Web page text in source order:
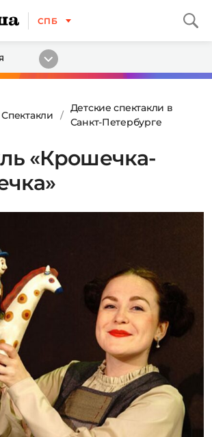
СПБ
Спектакли
Детские спектакли в
Санкт-Петербурге
«Крошечка-